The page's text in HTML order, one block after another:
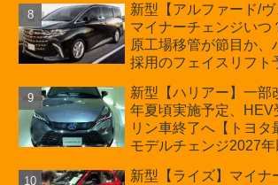
新型【アルファード/ヴ
マイナーチェンジいつ
原工場移管が節目か、
採用のフェイスリフト
費税込価格559万9000
新型【ハリアー】一部
年夏頃実施予定、HEV
リン車終了へ【トヨタ
モデルチェンジ2027
新型【ライズ】マイナ